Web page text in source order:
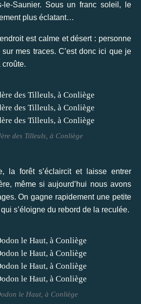
le-Saunier. Sous un franc soleil, le
plus éclatant…
est calme et désert : personne
mes traces. C’est donc ici que je
des Tilleuls, à Conliège
la forêt s’éclaircit et laisse entrer
même si aujourd’hui nous avons
On gagne rapidement une petite
s’éloigne du rebord de la reculée.
le Haut, à Conliège